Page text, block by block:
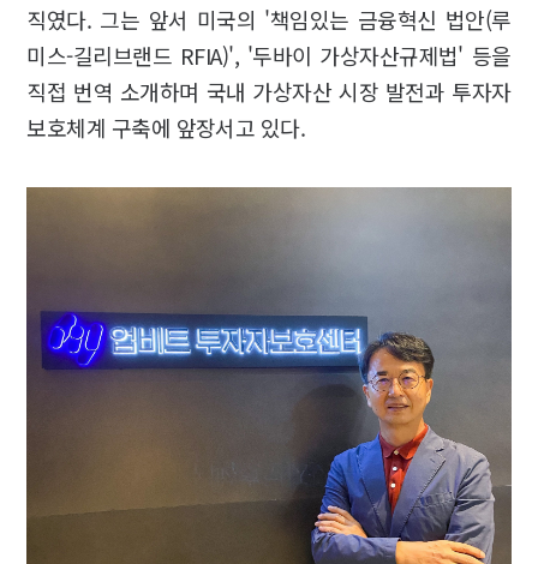
직였다. 그는 앞서 미국의 '책임있는 금융혁신 법안(루
미스-길리브랜드 RFIA)', '두바이 가상자산규제법' 등을
직접 번역 소개하며 국내 가상자산 시장 발전과 투자자
보호체계 구축에 앞장서고 있다.